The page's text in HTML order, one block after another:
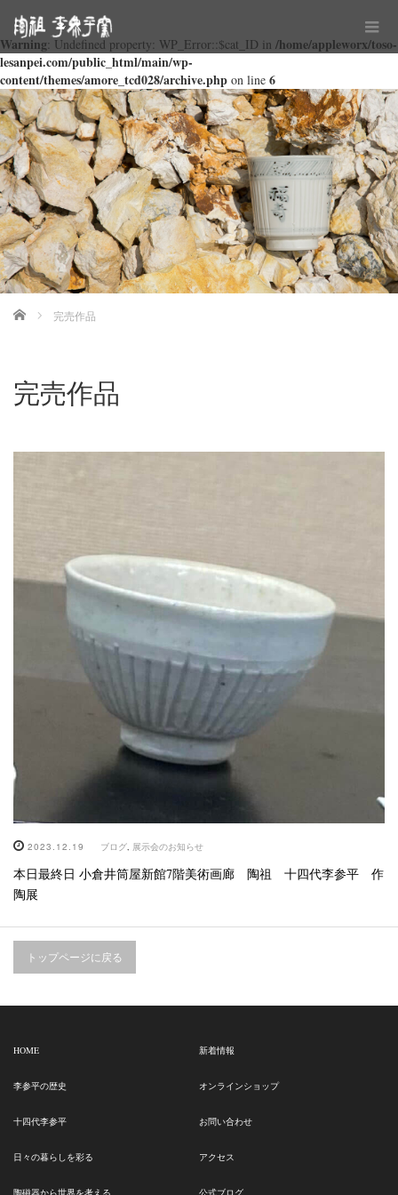
Warning: Undefined property: WP_Error::$cat_ID in /home/appleworx/toso-
lesanpei.com/public_html/main/wp-
content/themes/amore_tcd028/archive.php on line 6
Home 完売作品
完売作品
2023.12.19 ブログ, 展示会のお知らせ
本日最終日 小倉井筒屋新館7階美術画廊 陶祖 十四代李参平 作
陶展
トップページに戻る
HOME
李参平の歴史
十四代李参平
日々の暮らしを彩る
陶磁器から世界を考える
新着情報
オンラインショップ
お問い合わせ
アクセス
公式ブログ